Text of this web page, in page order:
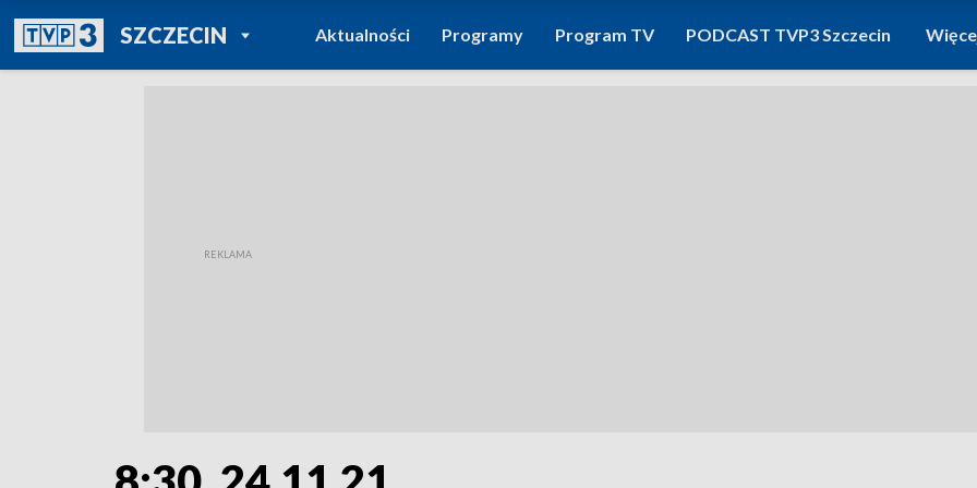
SZCZECINPOWRÓT DO
TVP REGIONY
Aktualności Programy Program TV PODCAST TVP3 Szczecin